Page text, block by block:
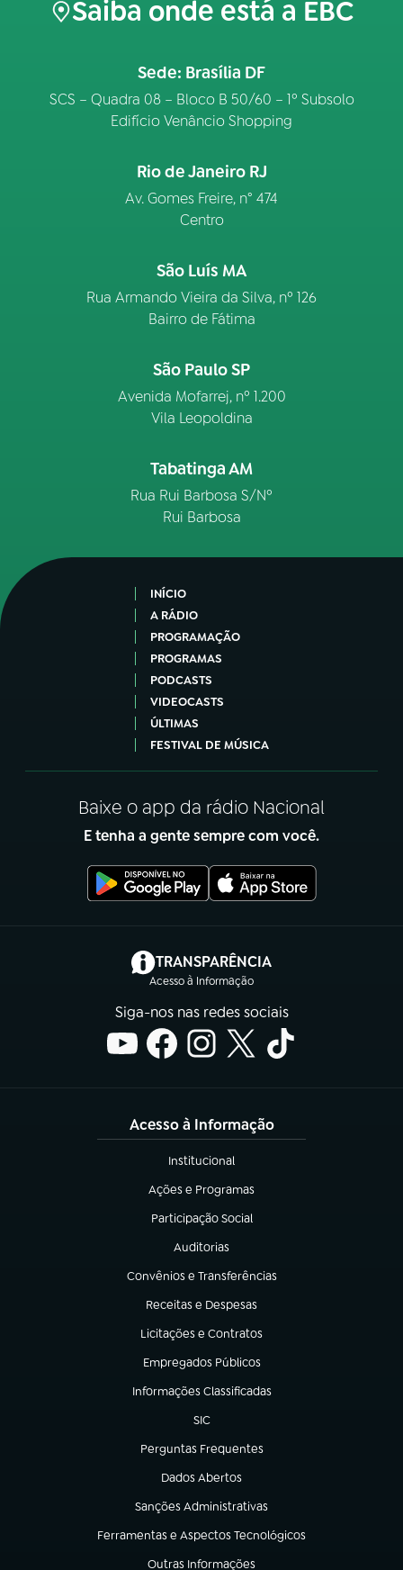
Saiba onde está a EBC
Sede: Brasília DF
SCS – Quadra 08 – Bloco B 50/60 – 1º Subsolo
Edifício Venâncio Shopping
Rio de Janeiro RJ
Av. Gomes Freire, n° 474
Centro
São Luís MA
Rua Armando Vieira da Silva, nº 126
Bairro de Fátima
São Paulo SP
Avenida Mofarrej, nº 1.200
Vila Leopoldina
Tabatinga AM
Rua Rui Barbosa S/Nº
Rui Barbosa
INÍCIO
A RÁDIO
PROGRAMAÇÃO
PROGRAMAS
PODCASTS
VIDEOCASTS
ÚLTIMAS
FESTIVAL DE MÚSICA
Baixe o app da rádio Nacional
E tenha a gente sempre com você.
TRANSPARÊNCIA
Acesso à Informação
(abre em nova aba)
Siga-nos nas redes sociais
Acesso à Informação
Institucional
(abre em nova aba)
Ações e Programas
(abre em nova aba)
Participação Social
(abre em nova aba)
Auditorias
(abre em nova aba)
Convênios e Transferências
(abre em nova aba)
Receitas e Despesas
(abre em nova aba)
Licitações e Contratos
(abre em nova aba)
Empregados Públicos
(abre em nova aba)
Informações Classificadas
(abre em nova aba)
SIC
(abre em nova aba)
Perguntas Frequentes
(abre em nova aba)
Dados Abertos
(abre em nova aba)
Sanções Administrativas
(abre em nova aba)
Ferramentas e Aspectos Tecnológicos
(abre em nova aba)
Outras Informações